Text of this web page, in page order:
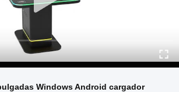
Windows Android cargador